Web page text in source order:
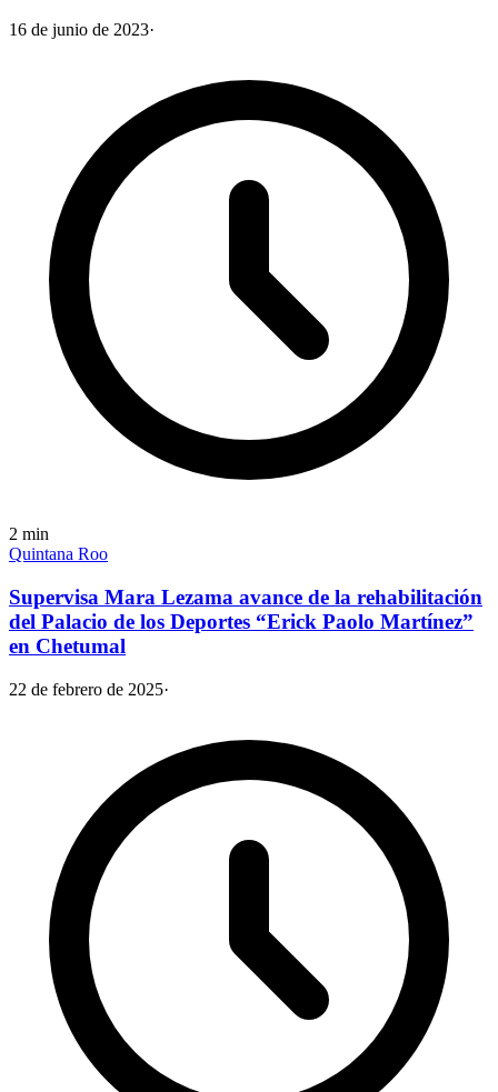
16 de junio de 2023·
2 min
Quintana Roo
Supervisa Mara Lezama avance de la rehabilitación
del Palacio de los Deportes “Erick Paolo Martínez”
en Chetumal
22 de febrero de 2025·